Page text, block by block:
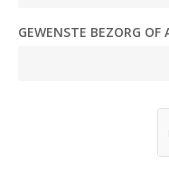
GEWENSTE BEZORG OF